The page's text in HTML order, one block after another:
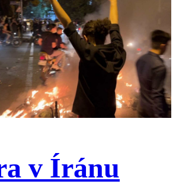
v Íránu